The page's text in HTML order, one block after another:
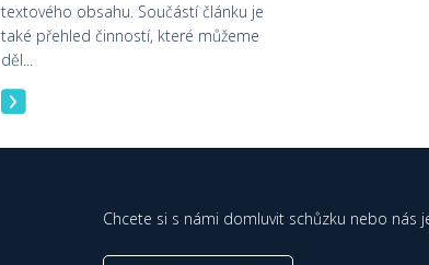
textového obsahu. Součástí článku je
také přehled činností, které můžeme
děl...
Chcete si s námi domluvit schůzku nebo nás